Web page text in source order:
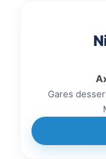
Gares